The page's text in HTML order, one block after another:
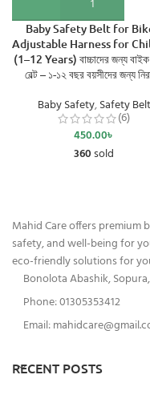
Baby Safety Belt for
Adjustable Harness for
(1–12 Years) বাচ্চাদের জন্য বাইক
বেল্ট – ১-১২ বছর বয়সীদের জন্য
Baby Safety,Safety Belt
(6)
450.00৳
360sold
Mahid Care offers
safety, and well-being for
eco-friendly solutions for
Bonolota Abashik,
Phone: 01305353412
Email:
RECENT POSTS